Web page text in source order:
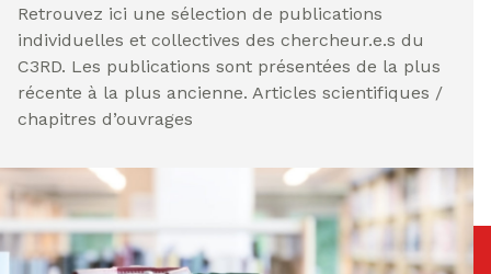
Retrouvez ici une sélection de publications
individuelles et collectives des chercheur.e.s du
C3RD. Les publications sont présentées de la plus
récente à la plus ancienne. Articles scientifiques /
chapitres d’ouvrages